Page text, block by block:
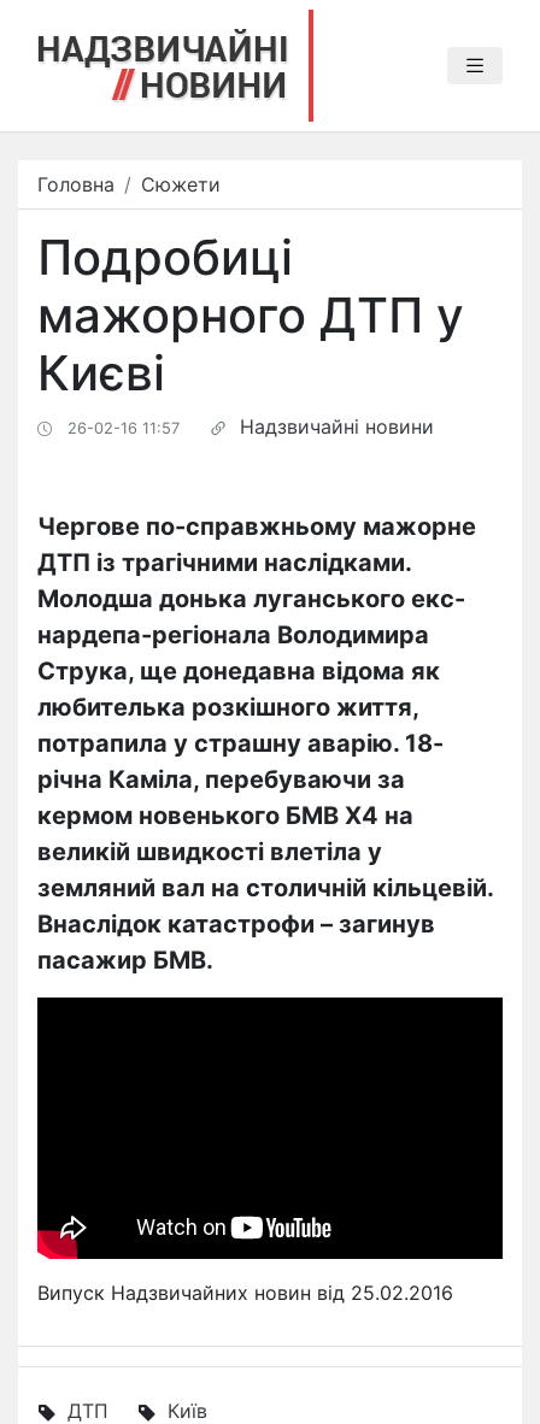
Головна Сюжети
Подробиці
мажорного ДТП у
Києві
26-02-16 11:57 Надзвичайні новини
Чергове по-справжньому мажорне
ДТП із трагічними наслідками.
Молодша донька луганського екс-
нардепа-регіонала Володимира
Струка, ще донедавна відома як
любителька розкішного життя,
потрапила у страшну аварію. 18-
річна Каміла, перебуваючи за
кермом новенького БМВ Х4 на
великій швидкості влетіла у
земляний вал на столичній кільцевій.
Внаслідок катастрофи – загинув
пасажир БМВ.
Випуск Надзвичайних новин від 25.02.2016
ДТП Київ